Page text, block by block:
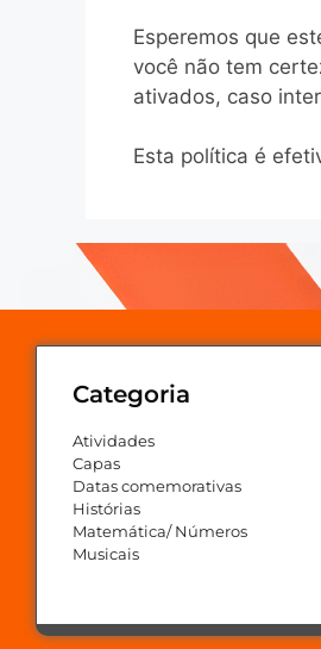
Esperemos que
você não tem
ativados, caso
Esta política é
Categoria
Atividades
Capas
Datas comemorativas
Histórias
Matemática/ Números
Musicais